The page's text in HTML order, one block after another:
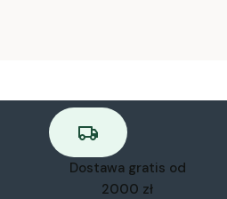
Dostawa gratis od
2000 zł